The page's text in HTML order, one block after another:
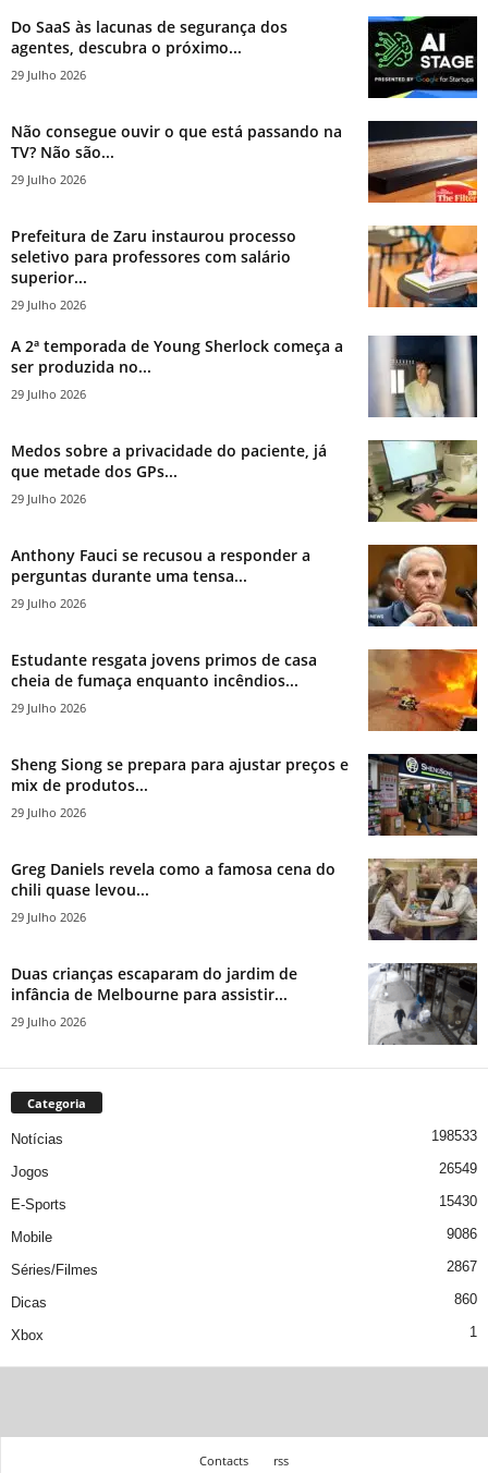
Do SaaS às lacunas de segurança dos
agentes, descubra o próximo...
29 Julho 2026
Não consegue ouvir o que está passando na
TV? Não são...
29 Julho 2026
Prefeitura de Zaru instaurou processo
seletivo para professores com salário
superior...
29 Julho 2026
A 2ª temporada de Young Sherlock começa a
ser produzida no...
29 Julho 2026
Medos sobre a privacidade do paciente, já
que metade dos GPs...
29 Julho 2026
Anthony Fauci se recusou a responder a
perguntas durante uma tensa...
29 Julho 2026
Estudante resgata jovens primos de casa
cheia de fumaça enquanto incêndios...
29 Julho 2026
Sheng Siong se prepara para ajustar preços e
mix de produtos...
29 Julho 2026
Greg Daniels revela como a famosa cena do
chili quase levou...
29 Julho 2026
Duas crianças escaparam do jardim de
infância de Melbourne para assistir...
29 Julho 2026
Categoria
Notícias 198533
Jogos 26549
E-Sports 15430
Mobile 9086
Séries/Filmes 2867
Dicas 860
Xbox 1
Contacts rss